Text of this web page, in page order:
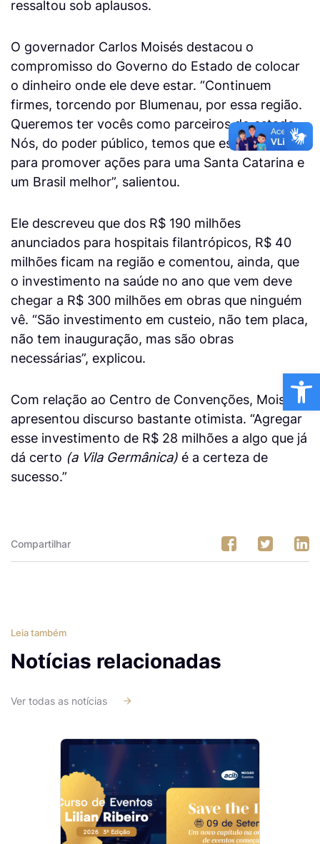
ressaltou sob aplausos.
O governador Carlos Moisés destacou o
compromisso do Governo do Estado de colocar
o dinheiro onde ele deve estar. “Continuem
firmes, torcendo por Blumenau, por essa região.
Queremos ter vocês como parceiros do estado.
Nós, do poder público, temos que estar unidos
para promover ações para uma Santa Catarina e
um Brasil melhor”, salientou.
Ele descreveu que dos R$ 190 milhões
anunciados para hospitais filantrópicos, R$ 40
milhões ficam na região e comentou, ainda, que
o investimento na saúde no ano que vem deve
chegar a R$ 300 milhões em obras que ninguém
vê. “São investimento em custeio, não tem placa,
não tem inauguração, mas são obras
necessárias”, explicou.
Com relação ao Centro de Convenções, Moisés
apresentou discurso bastante otimista. “Agregar
esse investimento de R$ 28 milhões a algo que já
dá certo (a Vila Germânica) é a certeza de
sucesso.”
Compartilhar
Leia também
Notícias relacionadas
Ver todas as notícias